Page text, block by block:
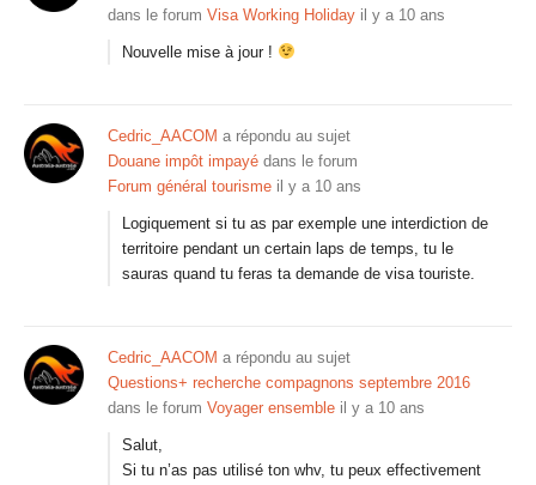
dans le forum Visa Working Holiday il y a 10 ans
Nouvelle mise à jour !
Cedric_AACOM a répondu au sujet
Douane impôt impayé dans le forum
Forum général tourisme il y a 10 ans
Logiquement si tu as par exemple une interdiction de
territoire pendant un certain laps de temps, tu le
sauras quand tu feras ta demande de visa touriste.
Cedric_AACOM a répondu au sujet
Questions+ recherche compagnons septembre 2016
dans le forum Voyager ensemble il y a 10 ans
Salut,
Si tu n’as pas utilisé ton whv, tu peux effectivement